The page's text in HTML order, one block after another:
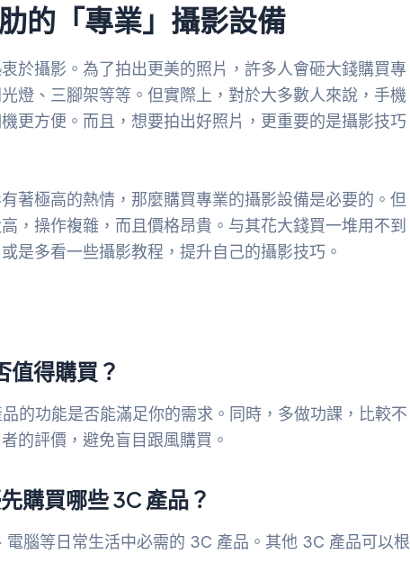
的「專業」攝影設備
於攝影。為了拍出更美的照片，許多人會砸大錢購買專
燈、三腳架等等。但實際上，對於大多數人來說，手機
更方便。而且，想要拍出好照片，更重要的是攝影技巧
著極高的熱情，那麼購買專業的攝影設備是必要的。但
，操作複雜，而且價格昂貴。与其花大錢買一堆用不到
是多看一些攝影教程，提升自己的攝影技巧。
值得購買？
的功能是否能滿足你的需求。同時，多做功課，比較不
的評價，避免盲目跟風購買。
購買哪些 3C 產品？
腦等日常生活中必需的 3C 產品。其他 3C 產品可以根